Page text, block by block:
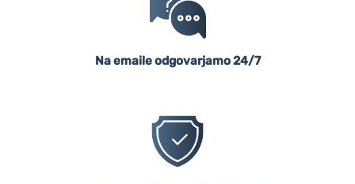
Na emaile odgovarjamo 24/7